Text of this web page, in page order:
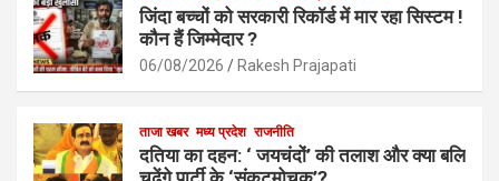
जिंदा बच्चों को सरकारी रिकॉर्ड में मार रहा सिस्टम !
कौन हैं जिम्मेदार ?
06/08/2026 Rakesh Prajapati
ताजा खबर मध्य प्रदेश राजनीति
दतिया का दहन: ‘ जयचंदों’ की तलाश और क्या बलि